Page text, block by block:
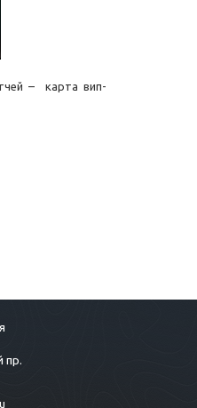
– карта вип-
пр.